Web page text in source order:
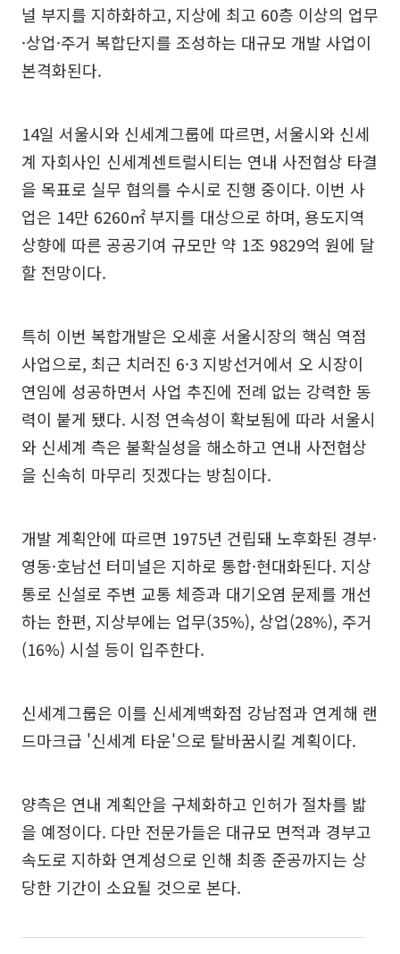
널 부지를 지하화하고, 지상에 최고 60층 이상의 업무
·상업·주거 복합단지를 조성하는 대규모 개발 사업이
본격화된다.
14일 서울시와 신세계그룹에 따르면, 서울시와 신세
계 자회사인 신세계센트럴시티는 연내 사전협상 타결
을 목표로 실무 협의를 수시로 진행 중이다. 이번 사
업은 14만 6260㎡ 부지를 대상으로 하며, 용도지역
상향에 따른 공공기여 규모만 약 1조 9829억 원에 달
할 전망이다.
특히 이번 복합개발은 오세훈 서울시장의 핵심 역점
사업으로, 최근 치러진 6·3 지방선거에서 오 시장이
연임에 성공하면서 사업 추진에 전례 없는 강력한 동
력이 붙게 됐다. 시정 연속성이 확보됨에 따라 서울시
와 신세계 측은 불확실성을 해소하고 연내 사전협상
을 신속히 마무리 짓겠다는 방침이다.
개발 계획안에 따르면 1975년 건립돼 노후화된 경부·
영동·호남선 터미널은 지하로 통합·현대화된다. 지상
통로 신설로 주변 교통 체증과 대기오염 문제를 개선
하는 한편, 지상부에는 업무(35%), 상업(28%), 주거
(16%) 시설 등이 입주한다.
신세계그룹은 이를 신세계백화점 강남점과 연계해 랜
드마크급 '신세계 타운'으로 탈바꿈시킬 계획이다.
양측은 연내 계획안을 구체화하고 인허가 절차를 밟
을 예정이다. 다만 전문가들은 대규모 면적과 경부고
속도로 지하화 연계성으로 인해 최종 준공까지는 상
당한 기간이 소요될 것으로 본다.